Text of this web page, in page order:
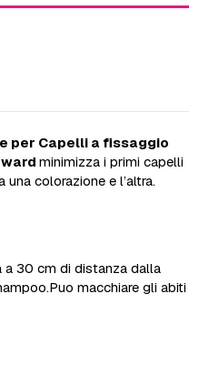
per Capelli a fissaggio
minimizza i primi capelli
una colorazione e l’altra.
a 30 cm di distanza dalla
macchiare gli abiti